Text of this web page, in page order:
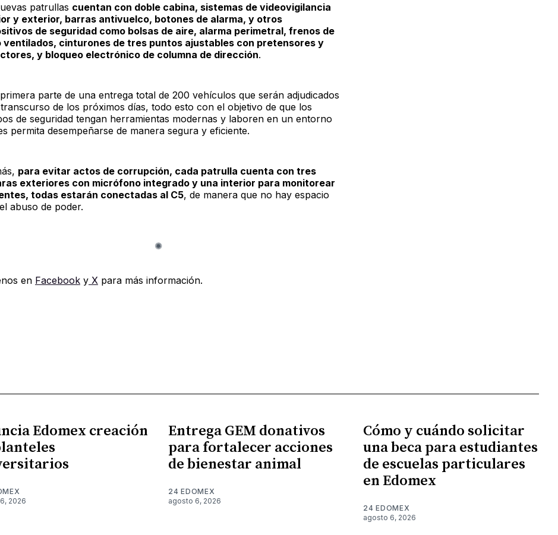
patrullas cuentan con doble cabina, sistemas de videovigilancia
y exterior, barras antivuelco, botones de alarma, y otros
de seguridad como bolsas de aire, alarma perimetral, frenos de
ventilados, cinturones de tres puntos ajustables con pretensores y
y bloqueo electrónico de columna de dirección.
parte de una entrega total de 200 vehículos que serán adjudicados
de los próximos días, todo esto con el objetivo de que los
de seguridad tengan herramientas modernas y laboren en un entorno
permita desempeñarse de manera segura y eficiente.
para evitar actos de corrupción, cada patrulla cuenta con tres
exteriores con micrófono integrado y una interior para monitorear
todas estarán conectadas al C5, de manera que no hay espacio
abuso de poder.
en FacebookyX para más información.
Edomex creación
2026
Entrega GEM donativos
para fortalecer acciones
de bienestar animal
24 EDOMEX
agosto 6, 2026
Cómo y cuándo solicitar
una beca para estudiantes
de escuelas particulares
en Edomex
24 EDOMEX
agosto 6, 2026